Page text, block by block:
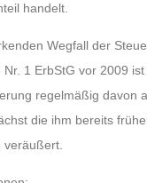
handelt.
Wegfall der
Nr. 1 ErbStG vor 2009
regelmäßig davon
die ihm bereits
veräußert.